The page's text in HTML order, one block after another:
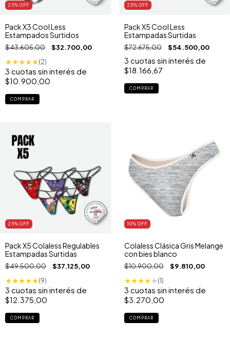
25% OFF
Pack X3 Cool Less
Estampados Surtidos
$43.605,00 $32.700,00
★★★★★(2)
3 cuotas sin interés de
$10.900,00
COMPRAR
25% OFF
Pack X5 Cool Less
Estampadas Surtidas
$72.675,00 $54.500,00
3 cuotas sin interés de
$18.166,67
COMPRAR
25% OFF
Pack X5 Colaless Regulables
Estampadas Surtidas
$49.500,00 $37.125,00
★★★★★(9)
3 cuotas sin interés de
$12.375,00
COMPRAR
10% OFF
Colaless Clásica Gris Melange
con bies blanco
$10.900,00 $9.810,00
★★★★★(1)
3 cuotas sin interés de
$3.270,00
COMPRAR